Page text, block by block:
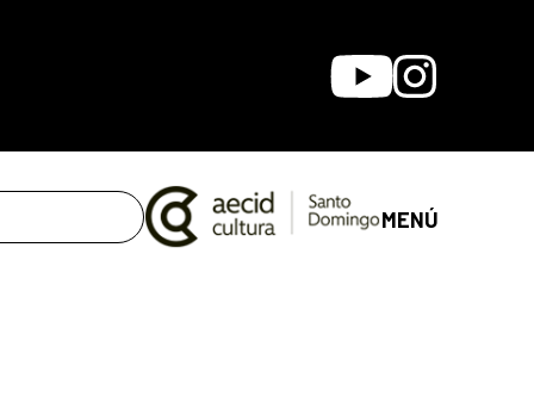
YoutubeInstagram
MENÚ